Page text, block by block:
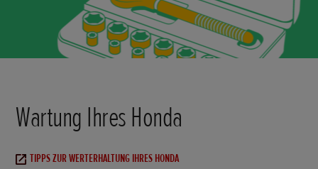
Wartung Ihres Honda
TIPPS ZUR WERTERHALTUNG IHRES HONDA